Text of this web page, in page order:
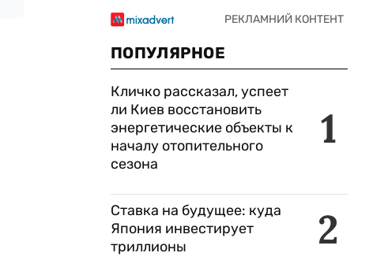
ПОПУЛЯРНОЕ
1
Кличко рассказал, успеет
ли Киев восстановить
энергетические объекты к
началу отопительного
сезона
2
Ставка на будущее: куда
Япония инвестирует
триллионы